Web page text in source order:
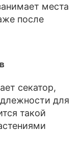
места
после
секатор,
для
такой